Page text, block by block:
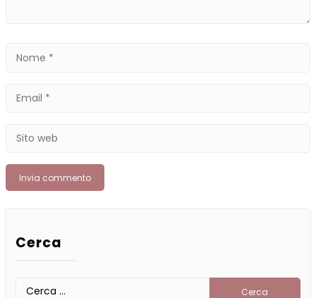
Nome
Email
Sito
Cerca
Ricerca